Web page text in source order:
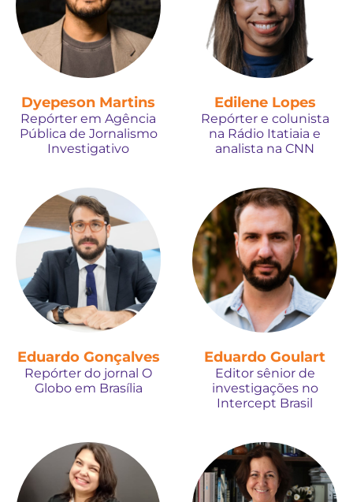
Dyepeson Martins
Repórter em Agência
Pública de Jornalismo
Investigativo
Edilene Lopes
Repórter e colunista
na Rádio Itatiaia e
analista na CNN
Eduardo Gonçalves
Repórter do jornal O
Globo em Brasília
Eduardo Goulart
Editor sênior de
investigações no
Intercept Brasil